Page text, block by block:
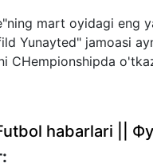
mart oyidagi eng
Yunayted" jamoasi
CHempionshipda
habarlari ||